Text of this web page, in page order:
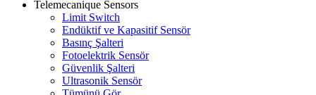
Telemecanique Sensors
Limit Switch
Endüktif ve Kapasitif Sensör
Basınç Şalteri
Fotoelektrik Sensör
Güvenlik Şalteri
Ultrasonik Sensör